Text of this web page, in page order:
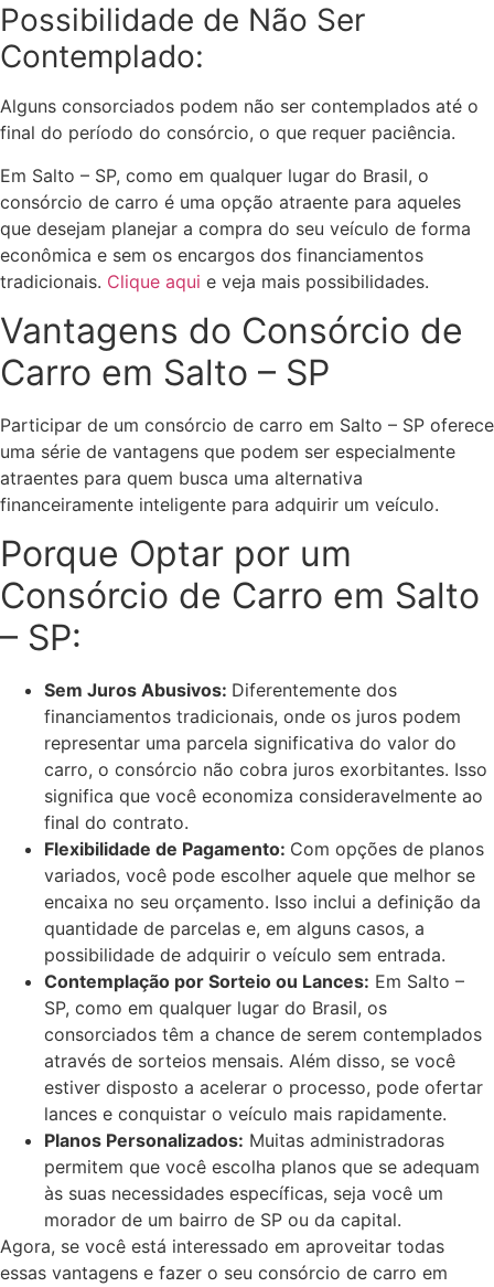
Possibilidade de Não Ser
Contemplado:
Alguns consorciados podem não ser contemplados até o
final do período do consórcio, o que requer paciência.
Em Salto – SP, como em qualquer lugar do Brasil, o
consórcio de carro é uma opção atraente para aqueles
que desejam planejar a compra do seu veículo de forma
econômica e sem os encargos dos financiamentos
tradicionais. Clique aqui e veja mais possibilidades.
Vantagens do Consórcio de
Carro em Salto – SP
Participar de um consórcio de carro em Salto – SP oferece
uma série de vantagens que podem ser especialmente
atraentes para quem busca uma alternativa
financeiramente inteligente para adquirir um veículo.
Porque Optar por um
Consórcio de Carro em Salto
– SP:
Sem Juros Abusivos: Diferentemente dos
financiamentos tradicionais, onde os juros podem
representar uma parcela significativa do valor do
carro, o consórcio não cobra juros exorbitantes. Isso
significa que você economiza consideravelmente ao
final do contrato.
Flexibilidade de Pagamento: Com opções de planos
variados, você pode escolher aquele que melhor se
encaixa no seu orçamento. Isso inclui a definição da
quantidade de parcelas e, em alguns casos, a
possibilidade de adquirir o veículo sem entrada.
Contemplação por Sorteio ou Lances: Em Salto –
SP, como em qualquer lugar do Brasil, os
consorciados têm a chance de serem contemplados
através de sorteios mensais. Além disso, se você
estiver disposto a acelerar o processo, pode ofertar
lances e conquistar o veículo mais rapidamente.
Planos Personalizados: Muitas administradoras
permitem que você escolha planos que se adequam
às suas necessidades específicas, seja você um
morador de um bairro de SP ou da capital.
Agora, se você está interessado em aproveitar todas
essas vantagens e fazer o seu consórcio de carro em